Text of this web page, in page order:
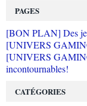
PAGES
[BON PLAN] Des
[UNIVERS
[UNIVERS
incontournables!
CATÉGORIES